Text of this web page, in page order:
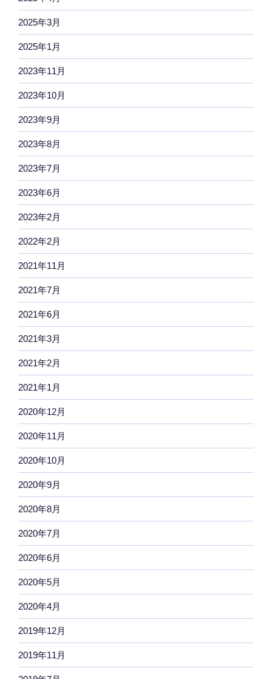
2025年3月
2025年1月
2023年11月
2023年10月
2023年9月
2023年8月
2023年7月
2023年6月
2023年2月
2022年2月
2021年11月
2021年7月
2021年6月
2021年3月
2021年2月
2021年1月
2020年12月
2020年11月
2020年10月
2020年9月
2020年8月
2020年7月
2020年6月
2020年5月
2020年4月
2019年12月
2019年11月